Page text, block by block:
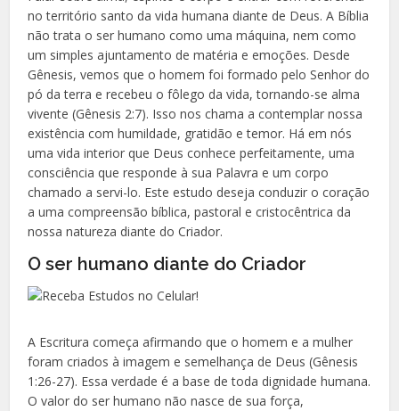
no território santo da vida humana diante de Deus. A Bíblia
não trata o ser humano como uma máquina, nem como
um simples ajuntamento de matéria e emoções. Desde
Gênesis, vemos que o homem foi formado pelo Senhor do
pó da terra e recebeu o fôlego da vida, tornando-se alma
vivente (Gênesis 2:7). Isso nos chama a contemplar nossa
existência com humildade, gratidão e temor. Há em nós
uma vida interior que Deus conhece perfeitamente, uma
consciência que responde à sua Palavra e um corpo
chamado a servi-lo. Este estudo deseja conduzir o coração
a uma compreensão bíblica, pastoral e cristocêntrica da
nossa natureza diante do Criador.
O ser humano diante do Criador
A Escritura começa afirmando que o homem e a mulher
foram criados à imagem e semelhança de Deus (Gênesis
1:26-27). Essa verdade é a base de toda dignidade humana.
O valor do ser humano não nasce de sua força,